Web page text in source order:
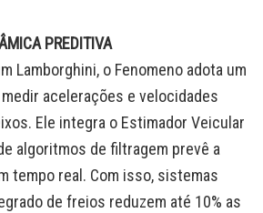
PREDITIVA
Lamborghini, o Fenomeno adota um
acelerações e velocidades
Ele integra o Estimador Veicular
algoritmos de filtragem prevê a
tempo real. Com isso, sistemas
de freios reduzem até 10% as